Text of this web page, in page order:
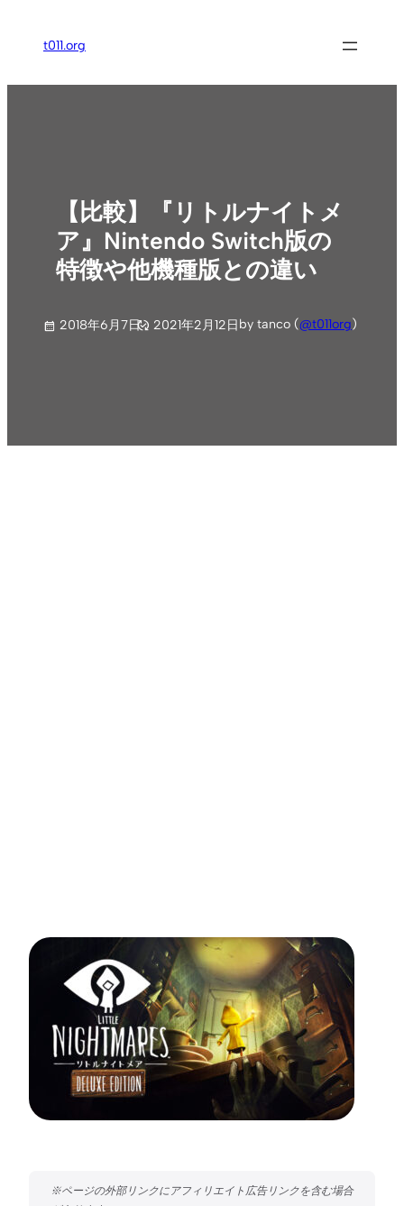
ス
t011.org
【比較】『リトルナイトメ
ア』Nintendo Switch版の
特徴や他機種版との違い
2018年6月7日 2021年2月12日by tanco (@t011org)